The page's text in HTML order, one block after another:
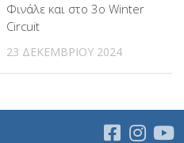
Φινάλε και στο 3ο Winter
Circuit
23 ΔΕΚΕΜΒΡΊΟΥ 2024